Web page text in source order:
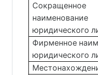
Сокращенное
наименование
юридического
Фирменное
юридического